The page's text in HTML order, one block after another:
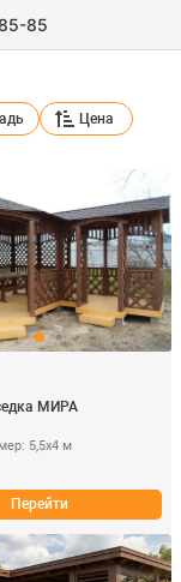
85
Цена
МИРА
5,5х4 м
Перейти